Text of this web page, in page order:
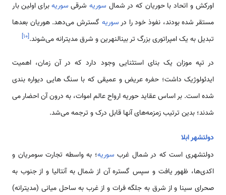
اورکش و اتحاد با حوریان که در شمال سوریهشرقی سوریهبرای اولین بار
مستقر شده بودند، نفوذ خود را درسوریه گسترش می‌دهد. هوریان بعدها
تبدیل به یک امپراتوری بزرگ تر بین­النهرین و شرق مدیترانه می‌شوند.[۱۰]
در تپه موزان یک بنای استثنایی وجود دارد که در آن زمان، اهمیت
ایدئولوژیک داشت؛ حفره عریض و عمیقی که با سنگ هایی دیواره بندی
شده است. بر اساس عقاید حوریه ارواح عالم اموات، به درون آن احضار می
شدند؛ بدین ترتیب زمزمه‌های آنها قابل درک و ترجمه می‌شد.
دولت­شهر ابلا
دولت­شهری است که در شمال غرب سوریه؛ به واسطه تجارت سومریان و
اکدی‌ها، ظهور یافت و سپس گستره آن از شمال به آنتالیا و از جنوب به
صحرای سینا و از شرق به جلگه فرات و از غرب به ساحل میانی (مدیترانه)